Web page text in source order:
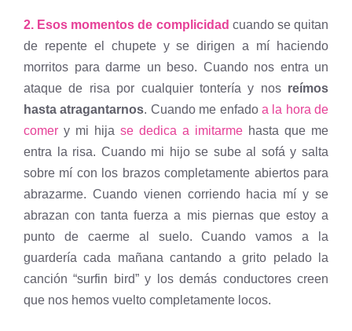
2. Esos momentos de complicidad cuando se quitan
de repente el chupete y se dirigen a mí haciendo
morritos para darme un beso. Cuando nos entra un
ataque de risa por cualquier tontería y nosreímos
hasta atragantarnos. Cuando me enfado a la hora de
comer y mi hija se dedica a imitarme hasta que me
entra la risa. Cuando mi hijo se sube al sofá y salta
sobre mí con los brazos completamente abiertos para
abrazarme. Cuando vienen corriendo hacia mí y se
abrazan con tanta fuerza a mis piernas que estoy a
punto de caerme al suelo. Cuando vamos a la
guardería cada mañana cantando a grito pelado la
canción “surfin bird” y los demás conductores creen
que nos hemos vuelto completamente locos.